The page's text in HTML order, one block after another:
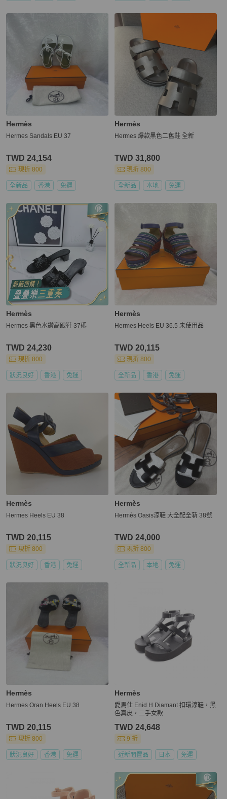
Hermès
Hermes Sandals EU 37
TWD 24,154
現折 800
全新品 香港 免運
Hermès
Hermes 爆款黑色二舊鞋 全新
TWD 31,800
現折 800
全新品 本地 免運
Hermès
Hermes 黑色水鑽高跟鞋 37碼
TWD 24,230
現折 800
狀況良好 香港 免運
Hermès
Hermes Heels EU 36.5 未使用品
TWD 20,115
現折 800
全新品 香港 免運
Hermès
Hermes Heels EU 38
TWD 20,115
現折 800
狀況良好 香港 免運
Hermès
Hermès Oasis涼鞋 大全配全新 38號
TWD 24,000
現折 800
全新品 本地 免運
Hermès
Hermes Oran Heels EU 38
TWD 20,115
現折 800
狀況良好 香港 免運
Hermès
愛馬仕 Enid H Diamant 扣環涼鞋，黑
色真皮，二手女款
TWD 24,648
9 折
近新閒置品 日本 免運